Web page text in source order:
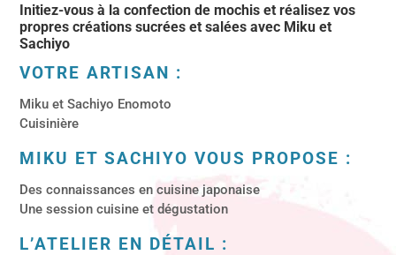
Initiez-vous à la confection de mochis et réalisez vos
propres créations sucrées et salées avec Miku et
Sachiyo
VOTRE ARTISAN :
Miku et Sachiyo Enomoto
Cuisinière
MIKU ET SACHIYO VOUS PROPOSE :
Des connaissances en cuisine japonaise
Une session cuisine et dégustation
L’ATELIER EN DÉTAIL :